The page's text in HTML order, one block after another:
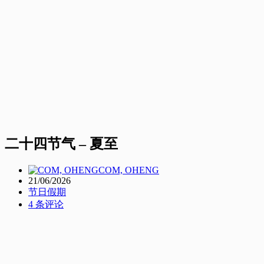
二十四节气 – 夏至
COM, OHENG
21/06/2026
节日假期
4 条评论